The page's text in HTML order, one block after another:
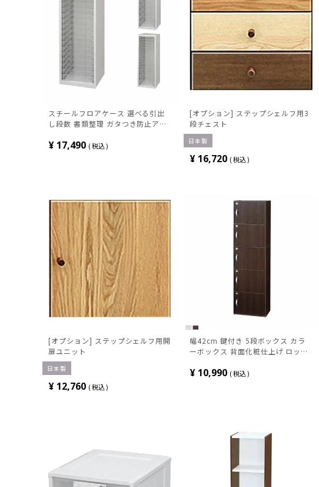
スチールフロアケース 選べる引出
し段数 書類整理 ガタつき防止アジ
品 幅291×奥行330×高さ874mm
¥ 17,490 税込
[オプション] ステップシェルフ用3
段チェスト
日本製
¥ 16,720 税込
[オプション] ステップシェルフ用開
扉ユニット
日本製
¥ 12,760 税込
幅42cm 鍵付き 5段ボックス カラ
ーボックス 背面化粧仕上げ ロッカ
き 取っ手付き ブラウン ホワイト
¥ 10,990 税込